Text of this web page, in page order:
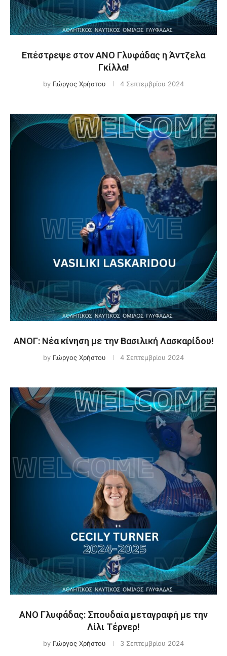
Επέστρεψε στον ΑΝΟ Γλυφάδας η Άντζελα
Γκίλλα!
by Γιώργος Χρήστου 4 Σεπτεμβρίου 2024
ΑΝΟΓ: Νέα κίνηση με την Βασιλική Λασκαρίδου!
by Γιώργος Χρήστου 4 Σεπτεμβρίου 2024
ΑΝΟ Γλυφάδας: Σπουδαία μεταγραφή με την
Λίλι Τέρνερ!
by Γιώργος Χρήστου 3 Σεπτεμβρίου 2024